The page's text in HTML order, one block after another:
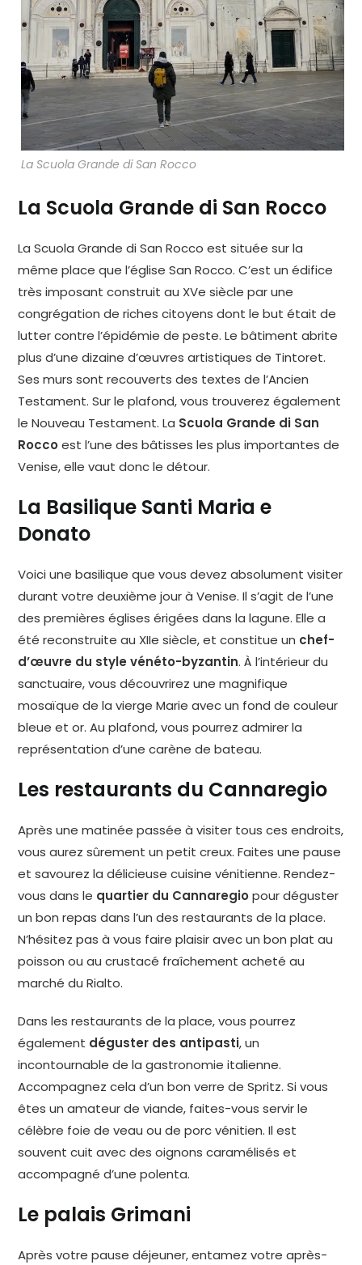
La Scuola Grande di San Rocco
La Scuola Grande di San Rocco
La Scuola Grande di San Rocco est située sur la
même place que l’église San Rocco. C’est un édifice
très imposant construit au XVe siècle par une
congrégation de riches citoyens dont le but était de
lutter contre l’épidémie de peste. Le bâtiment abrite
plus d’une dizaine d’œuvres artistiques de Tintoret.
Ses murs sont recouverts des textes de l’Ancien
Testament. Sur le plafond, vous trouverez également
le Nouveau Testament. La Scuola Grande di San
Roccoest l’une des bâtisses les plus importantes de
Venise, elle vaut donc le détour.
La Basilique Santi Maria e
Donato
Voici une basilique que vous devez absolument visiter
durant votre deuxième jour à Venise. Il s’agit de l’une
des premières églises érigées dans la lagune. Elle a
été reconstruite au XIIe siècle, et constitue un chef-
d’œuvre du style vénéto-byzantin. À l’intérieur du
sanctuaire, vous découvrirez une magnifique
mosaïque de la vierge Marie avec un fond de couleur
bleue et or. Au plafond, vous pourrez admirer la
représentation d’une carène de bateau.
Les restaurants du Cannaregio
Après une matinée passée à visiter tous ces endroits,
vous aurez sûrement un petit creux. Faites une pause
et savourez la délicieuse cuisine vénitienne. Rendez-
vous dans le quartier du Cannaregiopour déguster
un bon repas dans l’un des restaurants de la place.
N’hésitez pas à vous faire plaisir avec un bon plat au
poisson ou au crustacé fraîchement acheté au
marché du Rialto.
Dans les restaurants de la place, vous pourrez
également déguster des antipasti, un
incontournable de la gastronomie italienne.
Accompagnez cela d’un bon verre de Spritz. Si vous
êtes un amateur de viande, faites-vous servir le
célèbre foie de veau ou de porc vénitien. Il est
souvent cuit avec des oignons caramélisés et
accompagné d’une polenta.
Le palais Grimani
Après votre pause déjeuner, entamez votre après-